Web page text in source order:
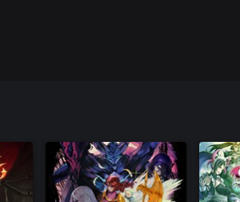
усиления
боях